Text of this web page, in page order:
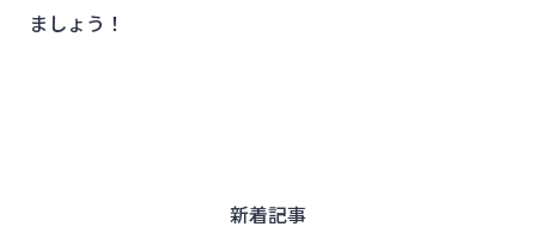
ましょう！
新着記事